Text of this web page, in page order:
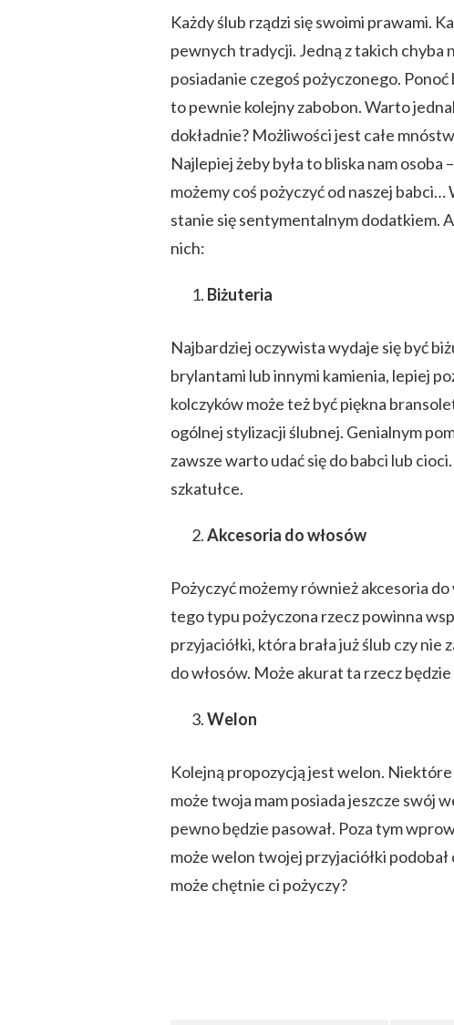
Każdy ślub rządzi się swoimi prawami.
pewnych tradycji. Jedną z takich
posiadanie czegoś pożyczonego.
to pewnie kolejny zabobon. Warto
dokładnie? Możliwości jest całe
Najlepiej żeby była to bliska nam osoba
możemy coś pożyczyć od naszej
stanie się sentymentalnym dodatkiem.
nich:
Biżuteria
Najbardziej oczywista wydaje się być
brylantami lub innymi kamienia, lepiej
kolczyków może też być piękna
ogólnej stylizacji ślubnej. Genialnym
zawsze warto udać się do babci lub
szkatułce.
Akcesoria do włosów
Pożyczyć możemy również akcesoria
tego typu pożyczona rzecz powinna
przyjaciółki, która brała już ślub czy
do włosów. Może akurat ta rzecz
Welon
Kolejną propozycją jest welon.
może twoja mam posiada jeszcze swój
pewno będzie pasował. Poza tym
może welon twojej przyjaciółki podobał
może chętnie ci pożyczy?